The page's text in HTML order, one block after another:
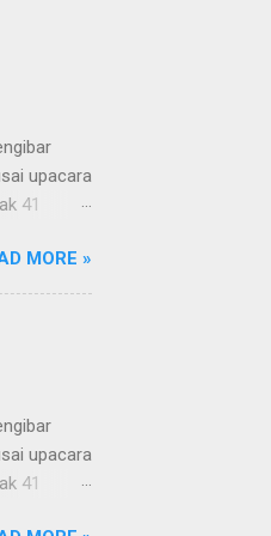
upacara
41
yang
dan
para
MORE »
upacara
41